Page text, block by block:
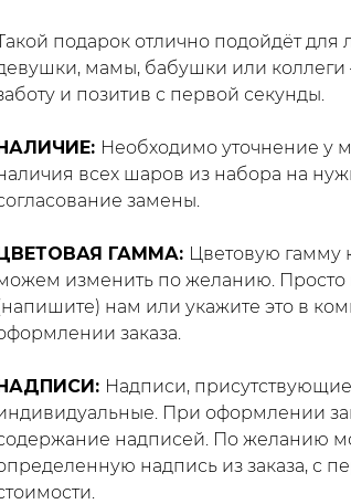
подарок отлично подойдёт
мамы, бабушки или
и позитив с первой секунды.
Необходимо уточнение у
всех шаров из набора на
замены.
ГАММА: Цветовую гамму
изменить по желанию. Просто
нам или укажите это в
заказа.
Надписи,
При оформлении
надписей. По желанию
надпись из заказа, с